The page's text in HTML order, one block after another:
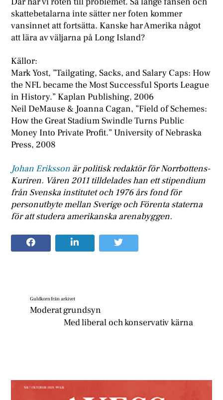
skattebetalarna inte sätter ner foten kommer
vansinnet att fortsätta. Kanske har Amerika något
att lära av väljarna på Long Island?
Källor:
Mark Yost, ”Tailgating, Sacks, and Salary Caps: How
the NFL became the Most Successful Sports League
in History.” Kaplan Publishing, 2006
Neil DeMause & Joanna Cagan, ”Field of Schemes:
How the Great Stadium Swindle Turns Public
Money Into Private Profit.” University of Nebraska
Press, 2008
Johan Eriksson är politisk redaktör för Norrbottens-
Kuriren. Våren 2011 tilldelades han ett stipendium
från Svenska institutet och 1976 års fond för
personutbyte mellan Sverige och Förenta staterna
för att studera amerikanska arenabyggen.
Guldkorn från arkivet
Moderat grundsyn
Med liberal och konservativ kärna